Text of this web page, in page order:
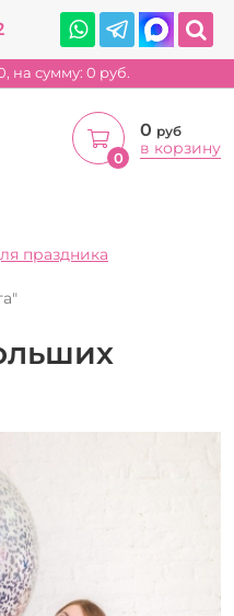
, на сумму: 0 руб.
0
0 руб
в корзину
праздника